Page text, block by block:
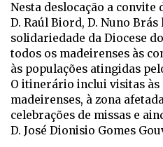
Nesta deslocação a convite
D. Raúl Biord, D. Nuno Brás
solidariedade da Diocese
todos os madeirenses às
às populações atingidas
O itinerário inclui visitas às
madeirenses, à zona
celebrações de missas e
D. José Dionisio Gomes